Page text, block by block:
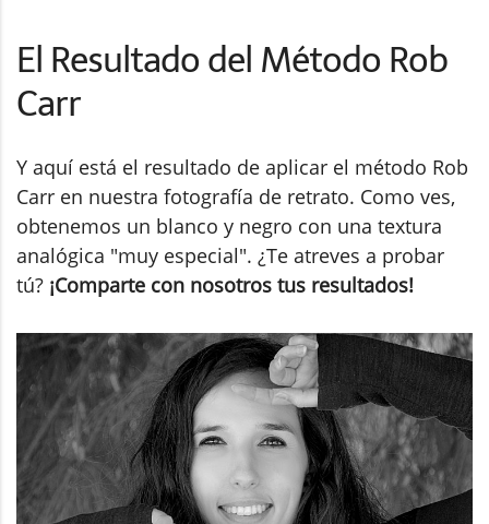
El Resultado del Método Rob
Carr
Y aquí está el resultado de aplicar el método Rob
Carr en nuestra fotografía de retrato. Como ves,
obtenemos un blanco y negro con una textura
analógica "muy especial". ¿Te atreves a probar
tú? ¡Comparte con nosotros tus resultados!